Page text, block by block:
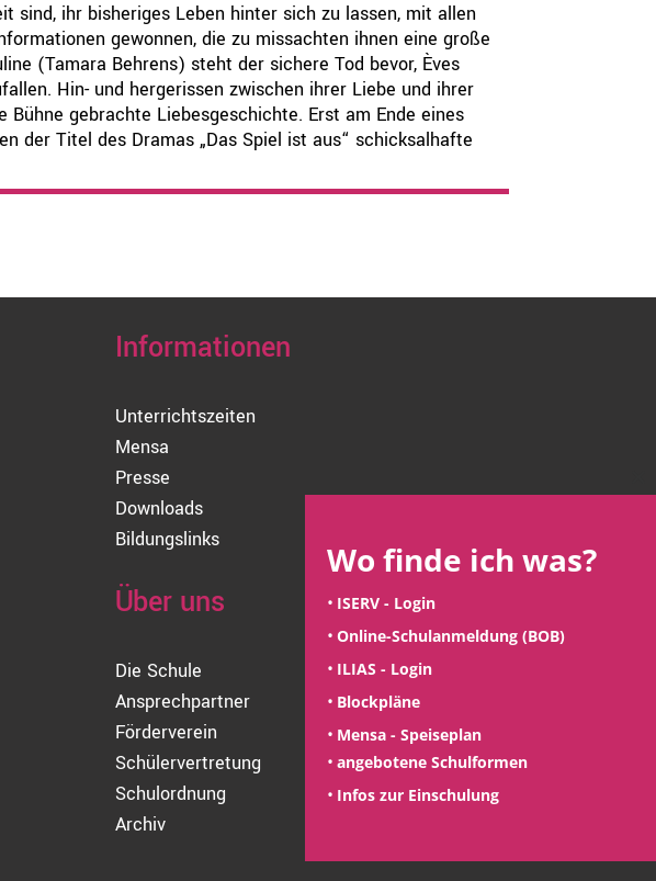
sind, ihr bisheriges Leben hinter sich zu lassen, mit allen
gewonnen, die zu missachten ihnen eine große
(Tamara Behrens) steht der sichere Tod bevor, Èves
Hin- und hergerissen zwischen ihrer Liebe und ihrer
gebrachte Liebesgeschichte. Erst am Ende eines
der Titel des Dramas „Das Spiel ist aus“ schicksalhafte
Informationen
Unterrichtszeiten
Mensa
Presse
Downloads
Bildungslinks
Über uns
Die Schule
Ansprechpartner
Förderverein
Schülervertretung
Schulordnung
Archiv
Wo finde ich was?
ISERV - Login
Online-Schulanmeldung (BOB)
ILIAS - Login
Blockpläne
Mensa - Speiseplan
angebotene Schulformen
Infos zur Einschulung